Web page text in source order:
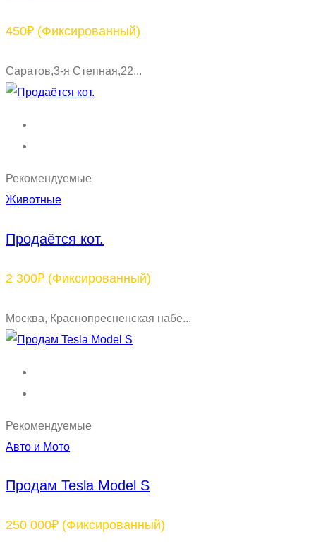
450₽ (Фиксированный)
Саратов,3-я Степная,22...
Рекомендуемые
Животные
Продаётся кот.
2 300₽ (Фиксированный)
Москва, Краснопресненская набе...
Рекомендуемые
Авто и Мото
Продам Tesla Model S
250 000₽ (Фиксированный)